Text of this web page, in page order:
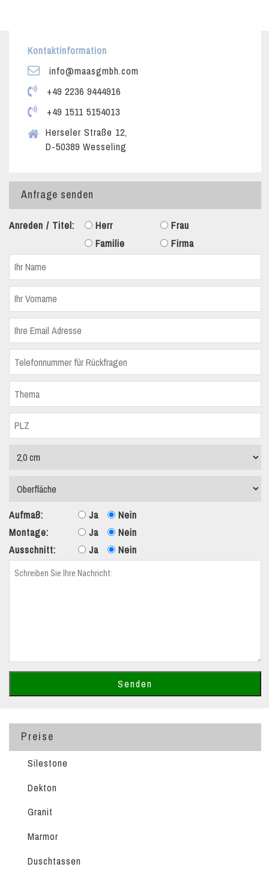
Kontaktinformation
info@maasgmbh.com
+49 2236 9444916
+49 1511 5154013
Herseler Straße 12,
D-50389 Wesseling
Anfrage senden
Anreden / Titel: Herr
Frau
Familie
Firma
Aufmaß: Ja
Nein
Montage:
Ja
Nein
Ausschnitt:
Ja Nein
Preise
Silestone
Dekton
Granit
Marmor
Duschtassen